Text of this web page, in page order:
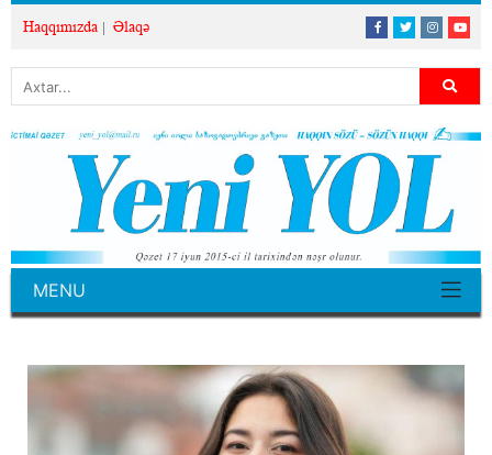
Haqqımızda Əlaqə
MENU